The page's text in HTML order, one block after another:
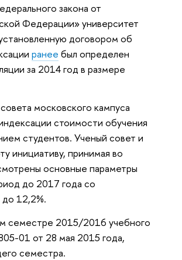
закона от
Федерации» университет
договором об
ранее был определен
за 2014 год в размере
московского кампуса
стоимости обучения
студентов. Ученый совет и
инициативу, принимая во
основные параметры
до 2017 года со
12,2%.
семестре 2015/2016 учебного
01 от 28 мая 2015 года,
семестра.